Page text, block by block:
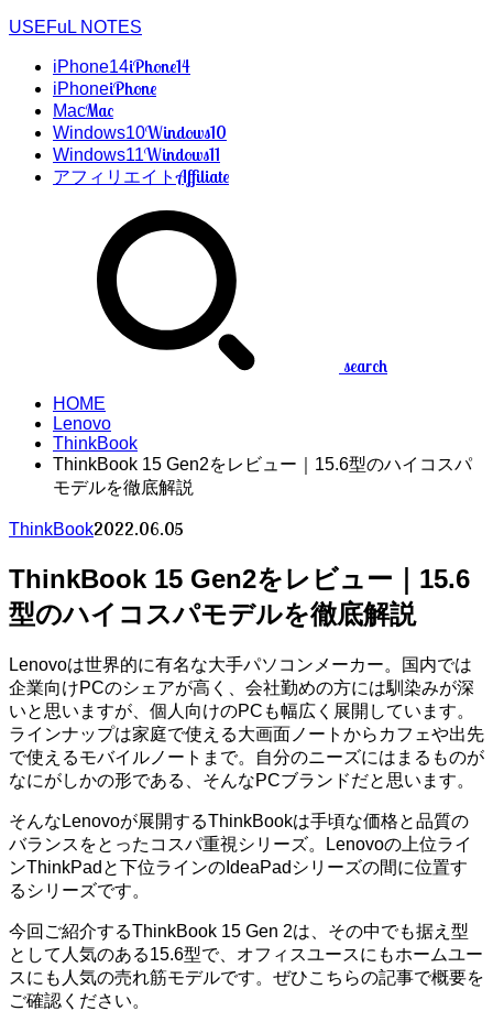
USEFuL NOTES
iPhone14iPhone14
iPhoneiPhone
MacMac
Windows10Windows10
Windows11Windows11
アフィリエイトAffiliate
search
HOME
Lenovo
ThinkBook
ThinkBook 15 Gen2をレビュー｜15.6型のハイコスパ
モデルを徹底解説
ThinkBook2022.06.05
ThinkBook 15 Gen2をレビュー｜15.6
型のハイコスパモデルを徹底解説
Lenovoは世界的に有名な大手パソコンメーカー。国内では
企業向けPCのシェアが高く、会社勤めの方には馴染みが深
いと思いますが、個人向けのPCも幅広く展開しています。
ラインナップは家庭で使える大画面ノートからカフェや出先
で使えるモバイルノートまで。自分のニーズにはまるものが
なにがしかの形である、そんなPCブランドだと思います。
そんなLenovoが展開するThinkBookは手頃な価格と品質の
バランスをとったコスパ重視シリーズ。Lenovoの上位ライ
ンThinkPadと下位ラインのIdeaPadシリーズの間に位置す
るシリーズです。
今回ご紹介するThinkBook 15 Gen 2は、その中でも据え型
として人気のある15.6型で、オフィスユースにもホームユー
スにも人気の売れ筋モデルです。ぜひこちらの記事で概要を
ご確認ください。